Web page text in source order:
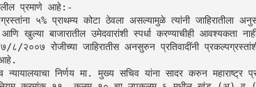
प्रमाणे आहे:-
५% प्राथम्य कोटा ठेवला असल्यामुळे त्यांनी जाहिरातीला
खुल्या बाजारातील उमेदवारांशी स्पर्धा करण्याचीही आवश्यकता
८/२००७ रोजीच्या जाहिरातीस अनसुरुन प्रतिवादींनी
निर्णय मा. मुख्य सचिव यांना सादर करुन महाराष्ट्र